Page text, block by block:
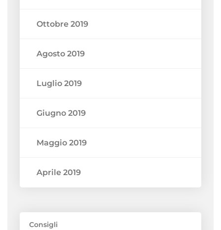
Ottobre 2019
Agosto 2019
Luglio 2019
Giugno 2019
Maggio 2019
Aprile 2019
Consigli